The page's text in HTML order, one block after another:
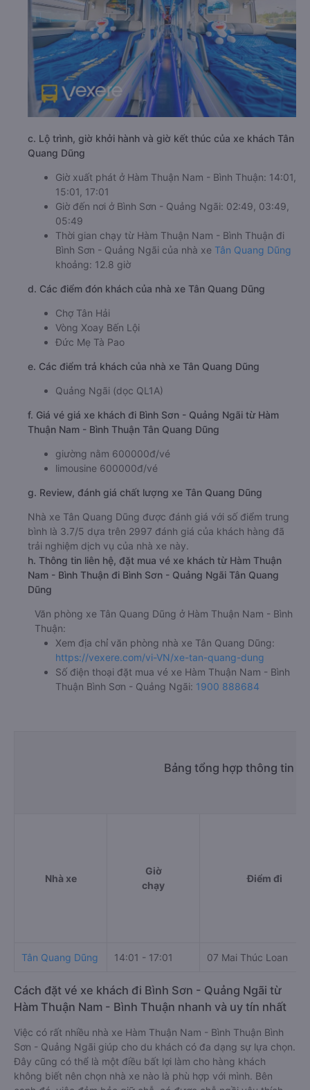
c. Lộ trình, giờ khởi hành và giờ kết thúc của xe khách Tân
Quang Dũng
Giờ xuất phát ở Hàm Thuận Nam - Bình Thuận: 14:01,
15:01, 17:01
Giờ đến nơi ở Bình Sơn - Quảng Ngãi: 02:49, 03:49,
05:49
Thời gian chạy từ Hàm Thuận Nam - Bình Thuận đi
Bình Sơn - Quảng Ngãi của nhà xe Tân Quang Dũng
khoảng: 12.8 giờ
d. Các điểm đón khách của nhà xe Tân Quang Dũng
Chợ Tân Hải
Vòng Xoay Bến Lội
Đức Mẹ Tà Pao
e. Các điểm trả khách của nhà xe Tân Quang Dũng
Quảng Ngãi (dọc QL1A)
f. Giá vé giá xe khách đi Bình Sơn - Quảng Ngãi từ Hàm
Thuận Nam - Bình Thuận Tân Quang Dũng
giường nằm 600000đ/vé
limousine 600000đ/vé
g. Review, đánh giá chất lượng xe Tân Quang Dũng
Nhà xe Tân Quang Dũng được đánh giá với số điểm trung
bình là 3.7/5 dựa trên 2997 đánh giá của khách hàng đã
trải nghiệm dịch vụ của nhà xe này.
h. Thông tin liên hệ, đặt mua vé xe khách từ Hàm Thuận
Nam - Bình Thuận đi Bình Sơn - Quảng Ngãi Tân Quang
Dũng
Văn phòng xe Tân Quang Dũng ở Hàm Thuận Nam - Bình
Thuận:
Xem địa chỉ văn phòng nhà xe Tân Quang Dũng:
https://vexere.com/vi-VN/xe-tan-quang-dung
Số điện thoại đặt mua vé xe Hàm Thuận Nam - Bình
Thuận Bình Sơn - Quảng Ngãi: 1900 888684
Bảng tổng hợp thông tin
Nhà xe
Giờ
chạy
Điểm đi
Tân Quang Dũng 14:01 - 17:01 07 Mai Thúc Loan
Cách đặt vé xe khách đi Bình Sơn - Quảng Ngãi từ
Hàm Thuận Nam - Bình Thuận nhanh và uy tín nhất
Việc có rất nhiều nhà xe Hàm Thuận Nam - Bình Thuận Bình
Sơn - Quảng Ngãi giúp cho du khách có đa dạng sự lựa chọn.
Đây cũng có thể là một điều bất lợi làm cho hàng khách
không biết nên chọn nhà xe nào là phù hợp với mình. Bên